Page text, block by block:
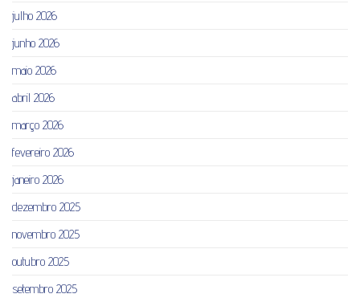
julho 2026
junho 2026
maio 2026
abril 2026
março 2026
fevereiro 2026
janeiro 2026
dezembro 2025
novembro 2025
outubro 2025
setembro 2025